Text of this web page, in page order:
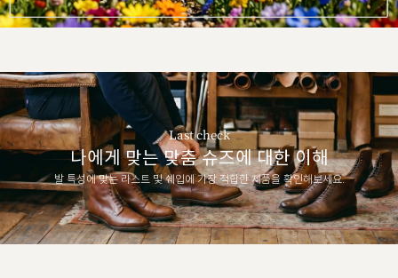
Last check
나에게 맞는 맞춤 슈즈에 대한 이해
발 특성에 맞는 라스트 및 쉐입에 가장 적합한 제품을 확인해보세요.